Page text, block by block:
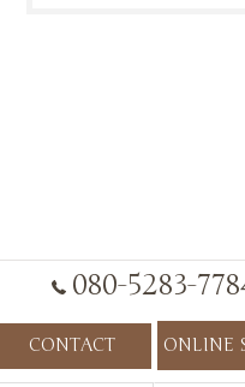
080-5283-
CONTACT ONLINE